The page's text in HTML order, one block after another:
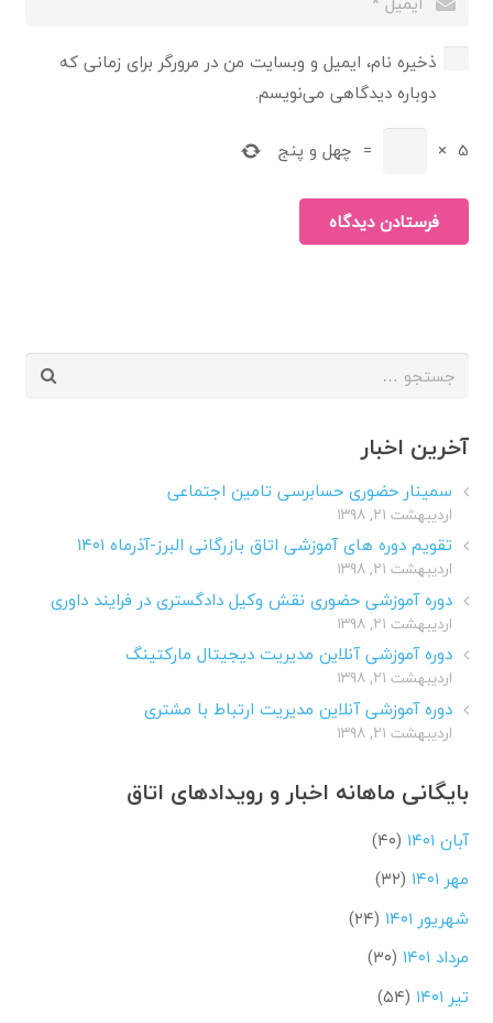
ذخیره نام، ایمیل و وبسایت من در مرورگر برای زمانی که
دوباره دیدگاهی می‌نویسم.
5
×
= چهل و پنج
فرستادن دیدگاه
جستجو
آخرین اخبار
سمینار حضوری حسابرسی تامین اجتماعی
اردیبهشت ۲۱, ۱۳۹۸
تقویم دوره های آموزشی اتاق بازرگانی البرز-آذرماه ۱۴۰۱
اردیبهشت ۲۱, ۱۳۹۸
دوره آموزشی حضوری نقش وکیل دادگستری در فرایند داوری
اردیبهشت ۲۱, ۱۳۹۸
دوره آموزشی آنلاین مدیریت دیجیتال مارکتینگ
اردیبهشت ۲۱, ۱۳۹۸
دوره آموزشی آنلاین مدیریت ارتباط با مشتری
اردیبهشت ۲۱, ۱۳۹۸
بایگانی ماهانه اخبار و رویدادهای اتاق
آبان ۱۴۰۱
(۴۰)
مهر ۱۴۰۱
(۳۲)
شهریور ۱۴۰۱
(۲۴)
مرداد ۱۴۰۱
(۳۰)
تیر ۱۴۰۱
(۵۴)